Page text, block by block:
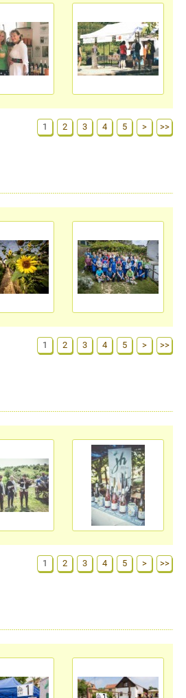
1 2 3 4 5 > >>
1 2 3 4 5 > >>
1 2 3 4 5 > >>